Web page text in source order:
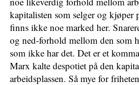
kapitalisten som selger og kjøper
finns ikke noe marked her.
og ned-forhold mellom den som
som ikke har det. Det er et
Marx kalte despotiet på den
arbeidsplassen. Så mye for